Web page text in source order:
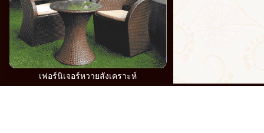
เฟอร์นิเจอร์หวายสังเคราะห์